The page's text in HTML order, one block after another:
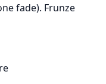
fade). Frunze